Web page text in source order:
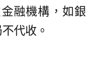
融機構，如銀
代收。